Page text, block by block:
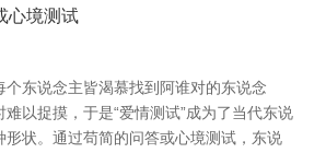
心境测试
个东说念主皆渴慕找到阿谁对的东说念
以捉摸，于是“爱情测试”成为了当代东说
形状。通过苟简的问答或心境测试，东说